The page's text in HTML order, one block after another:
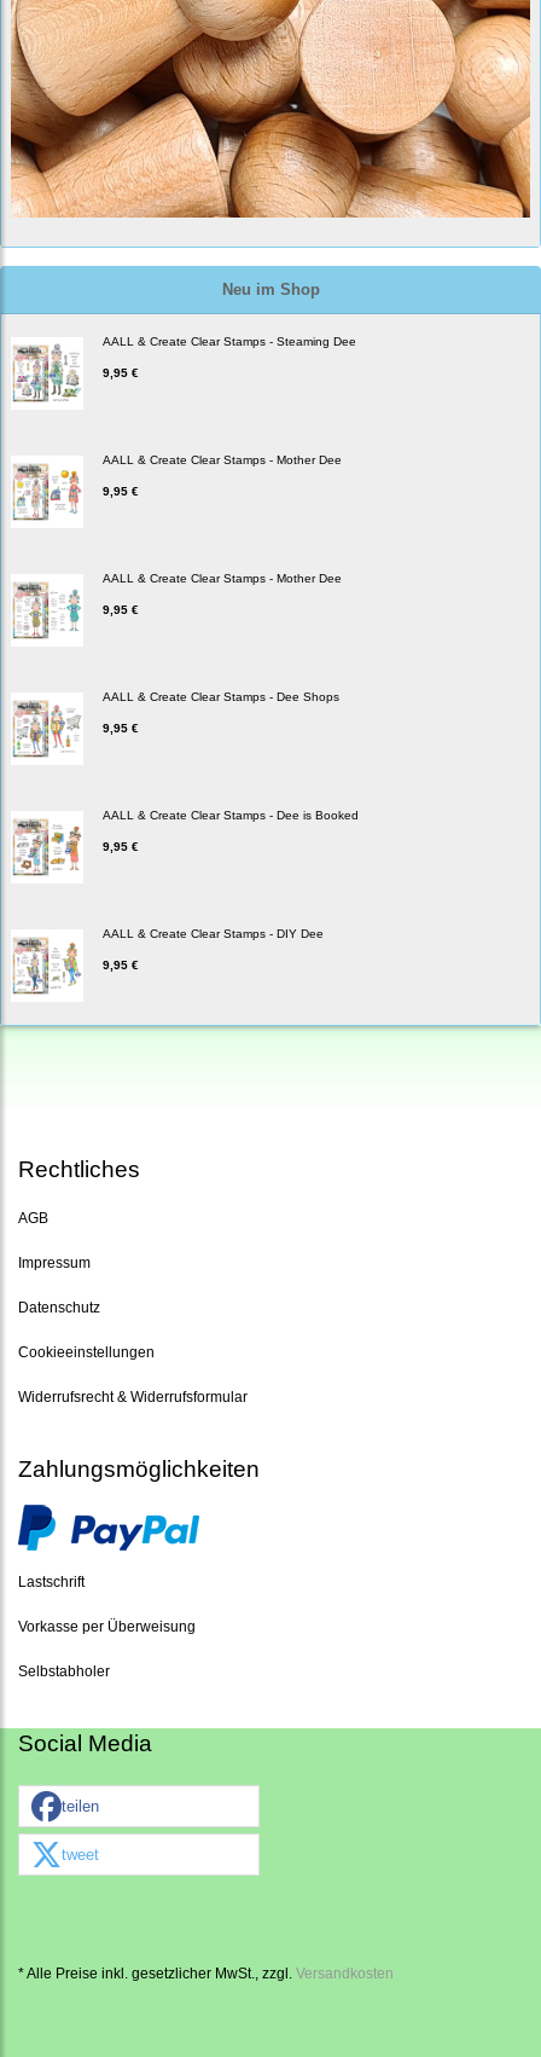
Neu im Shop
AALL & Create Clear Stamps - Steaming Dee
9,95 €
AALL & Create Clear Stamps - Mother Dee
9,95 €
AALL & Create Clear Stamps - Mother Dee
9,95 €
AALL & Create Clear Stamps - Dee Shops
9,95 €
AALL & Create Clear Stamps - Dee is Booked
9,95 €
AALL & Create Clear Stamps - DIY Dee
9,95 €
Rechtliches
AGB
Impressum
Datenschutz
Cookieeinstellungen
Widerrufsrecht & Widerrufsformular
Zahlungsmöglichkeiten
Lastschrift
Vorkasse per Überweisung
Selbstabholer
Social Media
teilen
tweet
* Alle Preise inkl. gesetzlicher MwSt., zzgl. Versandkosten